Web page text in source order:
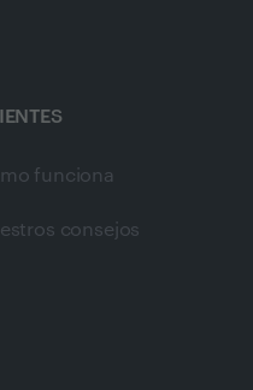
funciona
consejos